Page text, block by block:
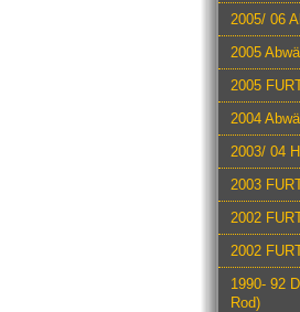
2005/ 06
2005
2005
2004
2003/ 04
2003
2002
2002
1990- 92
Rod)